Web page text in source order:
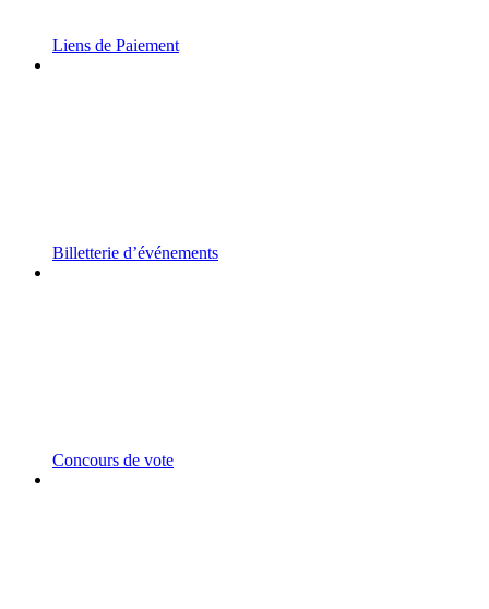
Liens de Paiement
Billetterie d’événements
Concours de vote